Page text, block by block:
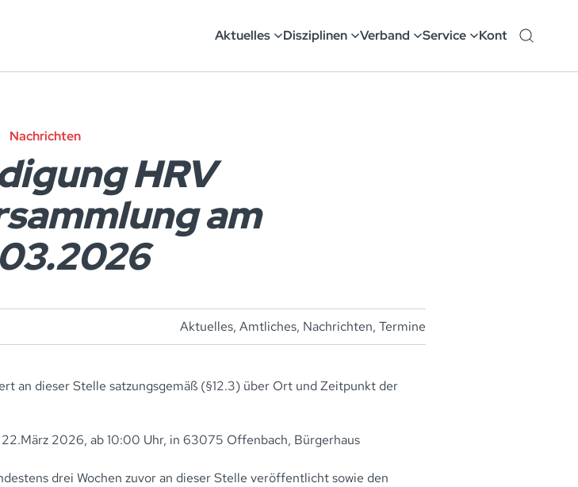
Aktuelles Disziplinen Verband Service Kontakt
Nachrichten
HRV
am
Aktuelles, Amtliches, Nachrichten, Termine
an dieser Stelle satzungsgemäß (§12.3) über Ort und Zeitpunkt der
2026, ab 10:00 Uhr, in 63075 Offenbach, Bürgerhaus
drei Wochen zuvor an dieser Stelle veröffentlicht sowie den